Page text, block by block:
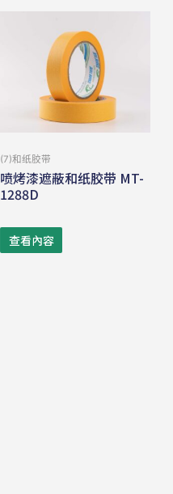
(7)和纸胶带
喷烤漆遮蔽和纸胶带 MT-
1288D
查看內容